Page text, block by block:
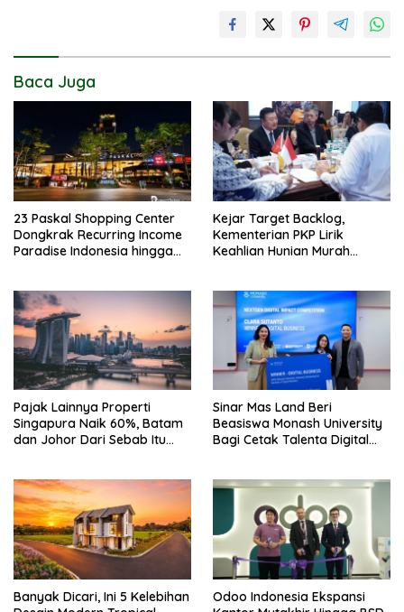
Baca Juga
23 Paskal Shopping Center
Dongkrak Recurring Income
Paradise Indonesia hingga
Kejar Target Backlog,
Kementerian PKP Lirik
Keahlian Hunian Murah
Pajak Lainnya Properti
Singapura Naik 60%, Batam
dan Johor Dari Sebab Itu
Sinar Mas Land Beri
Beasiswa Monash University
Bagi Cetak Talenta Digital
Banyak Dicari, Ini 5 Kelebihan
Odoo Indonesia Ekspansi